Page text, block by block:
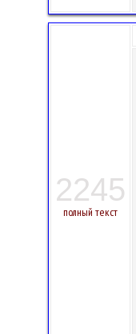
2245
полный текст